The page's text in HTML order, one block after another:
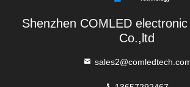
Shenzhen COMLED
Co.,ltd